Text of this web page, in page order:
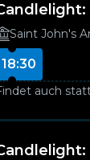
Saint John's
18:30
auch